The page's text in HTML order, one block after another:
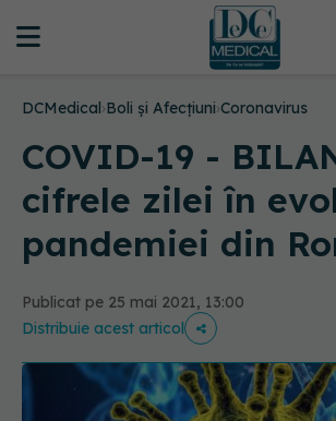
DCMedical›Boli și Afecțiuni›Coronavirus
COVID-19 -
cifrele zilei în
pandemiei din
Publicat pe 25 mai 2021, 13:00
Distribuie acest articol